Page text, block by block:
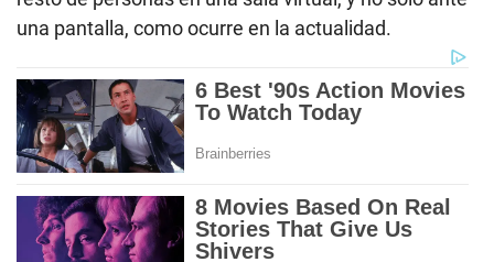
una pantalla, como ocurre en la actualidad.